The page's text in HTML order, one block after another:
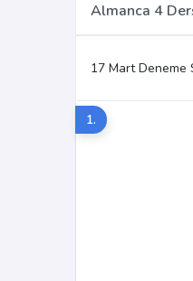
Almanca 4
17 Mart Deneme
1.